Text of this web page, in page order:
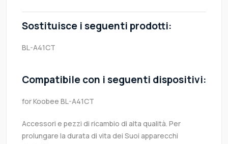
Sostituisce i seguenti prodotti:
BL-A41CT
Compatibile con i seguenti dispositivi:
for Koobee BL-A41CT
Accessori e pezzi di ricambio di alta qualità. Per
prolungare la durata di vita dei Suoi apparecchi